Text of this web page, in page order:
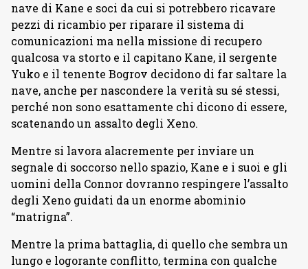
nave di Kane e soci da cui si potrebbero ricavare
pezzi di ricambio per riparare il sistema di
comunicazioni ma nella missione di recupero
qualcosa va storto e il capitano Kane, il sergente
Yuko e il tenente Bogrov decidono di far saltare la
nave, anche per nascondere la verità su sé stessi,
perché non sono esattamente chi dicono di essere,
scatenando un assalto degli Xeno.
Mentre si lavora alacremente per inviare un
segnale di soccorso nello spazio, Kane e i suoi e gli
uomini della Connor dovranno respingere l’assalto
degli Xeno guidati da un enorme abominio
“matrigna”.
Mentre la prima battaglia, di quello che sembra un
lungo e logorante conflitto, termina con qualche